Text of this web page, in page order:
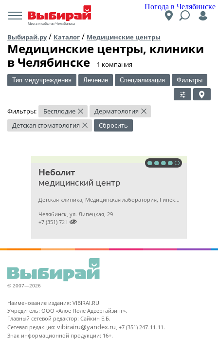
Погода в Челябинске
Места и события Челябинска
Выбирай.ру/ Каталог / Медицинские центры
Медицинские центры, клиники
в Челябинске
​1 компания
Тип медучреждения Лечение Специализация Фильтры
Фильтры: Бесплодие × Дерматология ×
Детская стоматология × Сбросить
Неболит
медицинский центр
Детская клиника, Медицинская лаборатория, Гинекология
Челябинск, ул. Липецкая, 29

+7 (351) 7212891
© 2007—2026
Наименование издания: VIBIRAI.RU
Учредитель: ООО «Алое Поле Адвертайзинг».
Главный сетевой редактор: Сайкин Е.Б.
Сетевая редакция: vibirairu@yandex.ru, +7 (351) 247-11-11.
Знак информационной продукции: 16+.